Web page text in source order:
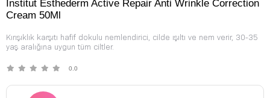
Institut Esthederm Active Repair Anti Wrinkle Correction
Cream 50Ml
Kırışıklık karşıtı hafif dokulu nemlendirici, cilde ışıltı ve nem verir, 30-35
yaş aralığına uygun tüm ciltler.
0.0